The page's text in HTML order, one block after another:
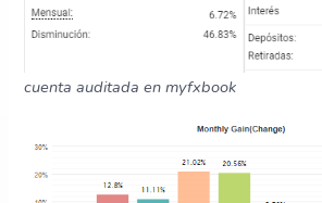
cuenta auditada en myfxbook